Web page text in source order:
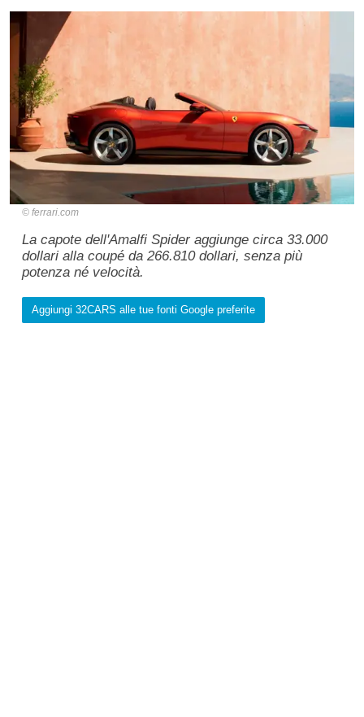
ferrari.com
La capote dell'Amalfi Spider aggiunge circa 33.000
dollari alla coupé da 266.810 dollari, senza più
potenza né velocità.
Aggiungi 32CARS alle tue fonti Google preferite